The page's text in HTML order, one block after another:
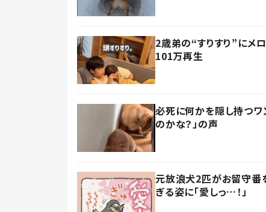
2歳弟の“すりすり”にメ
101万再生
必死に何かを隠し持つワ
のかな？」の声
元放浪犬2匹がお留守
ぎる姿に「愛しっ…！」